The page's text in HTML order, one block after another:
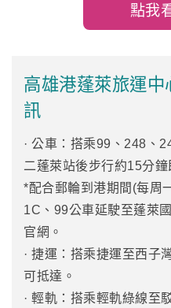
點我
高雄港蓬萊旅運
訊
· 公車：搭乘99、248、
二蓬萊站後步行約15分鐘
*配合郵輪到港期間(每周
1C、99公車延駛至蓬萊
官網。
· 捷運：搭乘捷運至西子
可抵達。
· 輕軌：搭乘輕軌綠線至